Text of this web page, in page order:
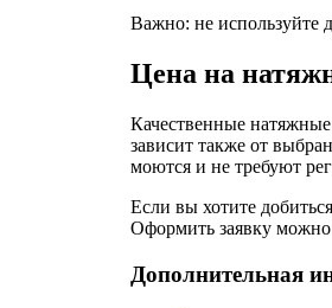
Важно: не используйте
Цена на
Качественные
зависит также от
моются и не требуют
Если вы хотите
Оформить заявку
Дополнительная